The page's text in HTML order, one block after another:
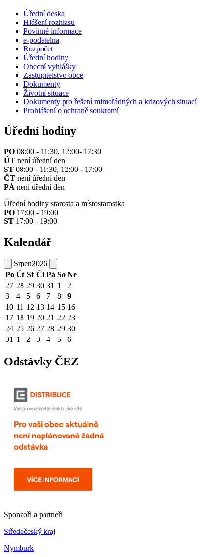
Úřední deska
Hlášení rozhlasu
Povinné informace
e-podatelna
Rozpočet
Úřední hodiny
Obecní vyhlášky
Zastupitelstvo obce
Dokumenty
Životní situace
Dokumenty pro řešení mimořádných a krizových situací
Prohlášení o ochraně soukromí
Úřední hodiny
PO 08:00 - 11:30, 12:00- 17:30
ÚT není úřední den
ST 08:00 - 11:30, 12:00 - 17:00
ČT není úřední den
PÁ není úřední den
Úřední hodiny starosta a místostarostka
PO 17:00 - 19:00
ST 17:00 - 19:00
Kalendář
Srpen2026
Po Út St Čt Pá So Ne
27 28 29 30 31 1
2
3
4 5 6 7 8
9
10 11 12 13 14 15 16
17 18 19 20 21 22 23
24 25 26 27 28 29 30
31 1 2 3 4 5 6
Odstávky ČEZ
Sponzoři a partneři
Středočeský kraj
Nymburk